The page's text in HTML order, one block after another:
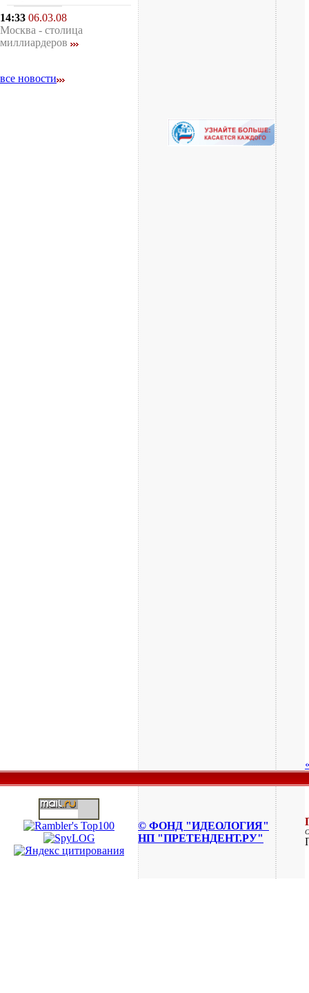
14:33 06.03.08
Москва - столица
миллиардеров
все новости
© ФОНД "ИДЕОЛОГИЯ"
НП "ПРЕТЕНДЕНТ.РУ"